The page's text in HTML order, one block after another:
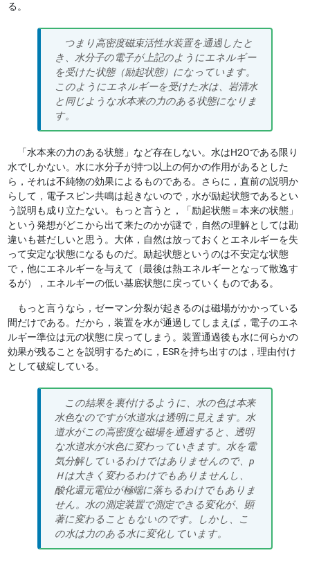
る。
つまり高密度磁束活性水装置を通過したと
き、水分子の電子が上記のようにエネルギー
を受けた状態（励起状態）になっています。
このようにエネルギーを受けた水は、岩清水
と同じような水本来の力のある状態になりま
す。
「水本来の力のある状態」など存在しない。水はH2Oである限り
水でしかない。水に水分子が持つ以上の何かの作用があるとした
ら，それは不純物の効果によるものである。さらに，直前の説明か
らして，電子スピン共鳴は起きないので，水が励起状態であるとい
う説明も成り立たない。もっと言うと，「励起状態＝本来の状態」
という発想がどこから出て来たのかが謎で，自然の理解としては勘
違いも甚だしいと思う。大体，自然は放っておくとエネルギーを失
って安定な状態になるものだ。励起状態というのは不安定な状態
で，他にエネルギーを与えて（最後は熱エネルギーとなって散逸す
るが），エネルギーの低い基底状態に戻っていくものである。
もっと言うなら，ゼーマン分裂が起きるのは磁場がかかっている
間だけである。だから，装置を水が通過してしまえば，電子のエネ
ルギー準位は元の状態に戻ってしまう。装置通過後も水に何らかの
効果が残ることを説明するために，ESRを持ち出すのは，理由付け
として破綻している。
この結果を裏付けるように、水の色は本来
水色なのですが水道水は透明に見えます。水
道水がこの高密度な磁場を通過すると、透明
な水道水が水色に変わっていきます。水を電
気分解しているわけではありませんので、p
Ｈは大きく変わるわけでもありませんし、
酸化還元電位が極端に落ちるわけでもありま
せん。水の測定装置で測定できる変化が、顕
著に変わることもないのです。しかし、こ
の水は力のある水に変化しています。